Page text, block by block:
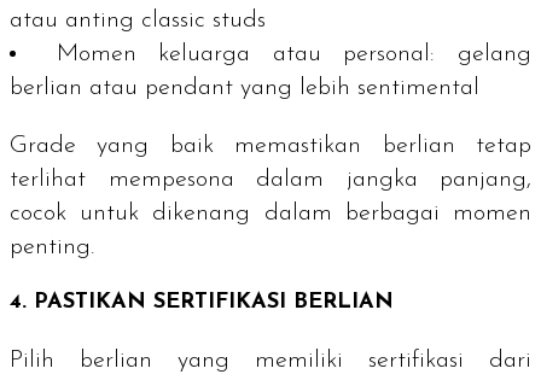
atau anting classic studs
Momen keluarga atau personal: gelang
berlian atau pendant yang lebih sentimental
Gradeyang baik memastikan berlian tetap
terlihat mempesona dalam jangka panjang,
cocok untuk dikenang dalam berbagai momen
penting.
4. PASTIKAN SERTIFIKASI BERLIAN
Pilih berlian yang memiliki sertifikasi dari